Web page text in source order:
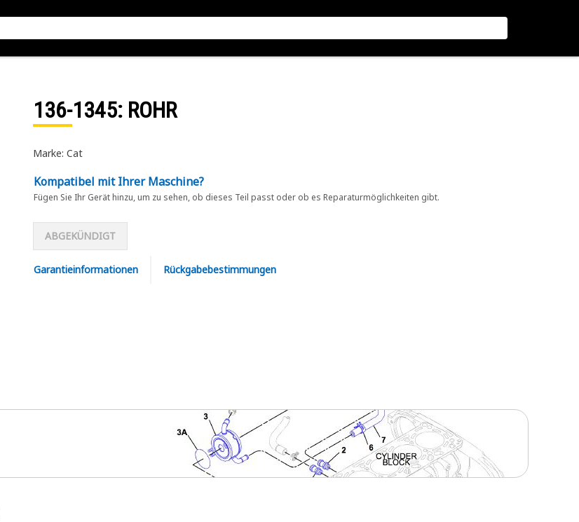
136-1345: ROHR
Marke: Cat
Kompatibel mit Ihrer Maschine?
Fügen Sie Ihr Gerät hinzu, um zu sehen, ob dieses Teil passt oder ob es Reparaturmöglichkeiten gibt.
ABGEKÜNDIGT
Garantieinformationen Rückgabebestimmungen